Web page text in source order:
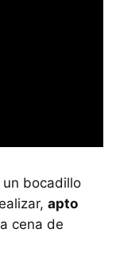
bocadillo
apto
cena de